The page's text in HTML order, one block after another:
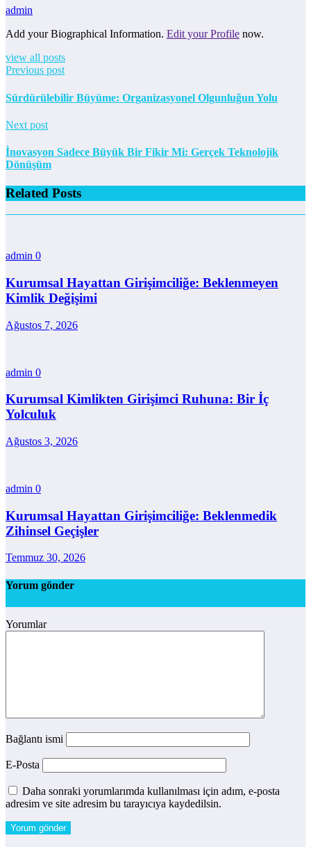
admin
Add your Biographical Information. Edit your Profile now.
view all posts
Previous post
Sürdürülebilir Büyüme: Organizasyonel Olgunluğun Yolu
Next post
İnovasyon Sadece Büyük Bir Fikir Mi: Gerçek Teknolojik
Dönüşüm
Related Posts
admin 0
Kurumsal Hayattan Girişimciliğe: Beklenmeyen
Kimlik Değişimi
Ağustos 7, 2026
admin 0
Kurumsal Kimlikten Girişimci Ruhuna: Bir İç
Yolculuk
Ağustos 3, 2026
admin 0
Kurumsal Hayattan Girişimciliğe: Beklenmedik
Zihinsel Geçişler
Temmuz 30, 2026
Yorum gönder
Yorumlar
Bağlantı ismi
E-Posta
Daha sonraki yorumlarımda kullanılması için adım, e-posta
adresim ve site adresim bu tarayıcıya kaydedilsin.